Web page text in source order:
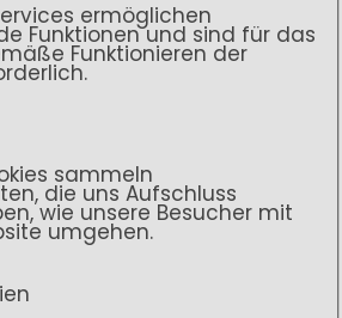
ermöglichen
Funktionen und sind für das
Funktionieren der
sammeln
die uns Aufschluss
wie unsere Besucher mit
umgehen.